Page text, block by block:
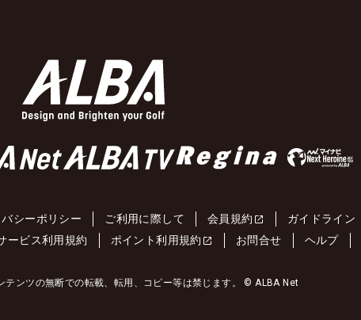
シーポリシー ご利用に際して 会員規約 ガイドライン
ービス利用規約 ポイント利用規約 お問合せ ヘルプ
テンツの無断での転載、転用、コピー等は禁じます。 © ALBA Net